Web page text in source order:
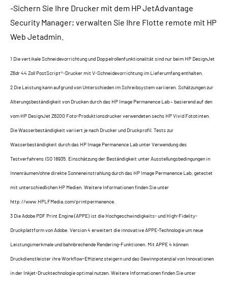
-Sichern Sie Ihre Drucker mit dem HP JetAdvantage
Security Manager; verwalten Sie Ihre Flotte remote mit HP
Web Jetadmin.
1 Die vertikale Schneidevorrichtung und Doppelrollenfunktionalität sind nur beim HP DesignJet
Z6dr 44 Zoll PostScript®-Drucker mit V-Schneidevorrichtung im Lieferumfang enthalten.
2 Die Leistung kann aufgrund von Unterschieden im Schreibsystem variieren. Schätzungen zur
Alterungsbeständigkeit von Drucken durch das HP Image Permanence Lab – basierend auf den
vom HP DesignJet Z6200 Foto-Produktionsdrucker verwendeten sechs HP Vivid Fototinten.
Die Wasserbeständigkeit variiert je nach Drucker und Druckprofil. Tests zur
Wasserbeständigkeit durch das HP Image Permanence Lab unter Verwendung des
Testverfahrens ISO 18935. Einschätzung der Beständigkeit unter Ausstellungsbedingungen in
Innenräumen/ohne direkte Sonneneinstrahlung durch das HP Image Permanence Lab; getestet
mit unterschiedlichen HP Medien. Weitere Informationen finden Sie unter
http://www.HPLFMedia.com/printpermanence.
3 Die Adobe PDF Print Engine (APPE) ist die Hochgeschwindigkeits- und High-Fidelity-
Druckplattform von Adobe. Version 4 erweitert die innovative APPE-Technologie um neue
Leistungsmerkmale und bahnbrechende Rendering-Funktionen. Mit APPE 4 können
Druckdienstleister ihre Workflow-Effizienz steigern und das Gewinnpotenzial von Innovationen
in der Inkjet-Drucktechnologie optimal nutzen. Weitere Informationen finden Sie unter